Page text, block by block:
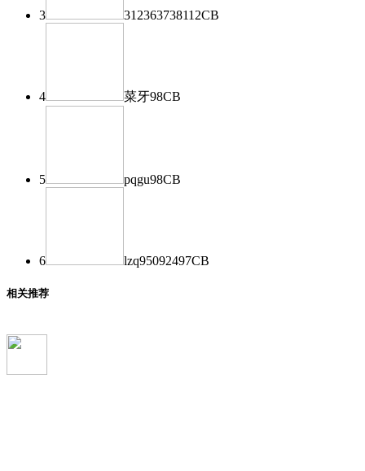
3 312363738112CB
4 菜牙98CB
5 pqgu98CB
6 lzq95092497CB
相关推荐